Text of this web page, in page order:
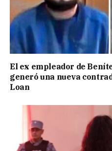
El ex empleador de
generó una nueva
Loan